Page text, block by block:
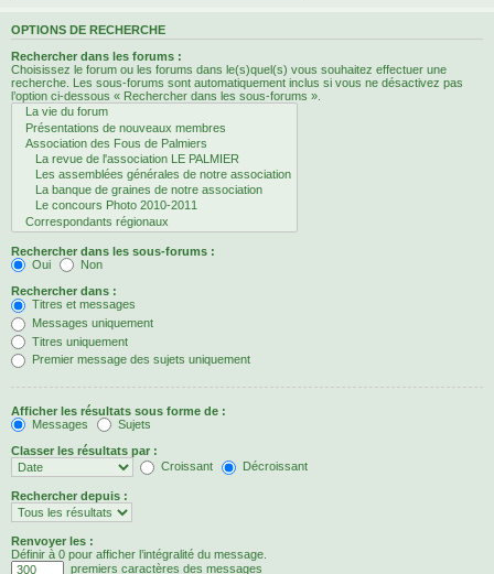
OPTIONS DE RECHERCHE
Rechercher dans les forums :
Choisissez le forum ou les forums dans le(s)quel(s) vous souhaitez effectuer une
recherche. Les sous-forums sont automatiquement inclus si vous ne désactivez pas
l’option ci-dessous « Rechercher dans les sous-forums ».
Rechercher dans les sous-forums :
Oui
Non
Rechercher dans :
Titres et messages
Messages uniquement
Titres uniquement
Premier message des sujets uniquement
Afficher les résultats sous forme de :
Messages
Sujets
Classer les résultats par :
Croissant
Décroissant
Rechercher depuis :
Renvoyer les :
Définir à 0 pour afficher l’intégralité du message.
premiers caractères des messages